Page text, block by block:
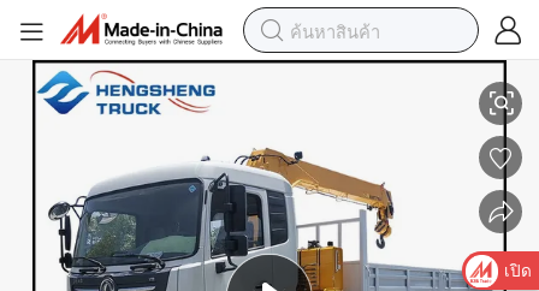
รถเครนติดตั้งบนรถบรรทุก 4×2 - 5-10 ตัน เครนตรงแบบใหม่
เปิด